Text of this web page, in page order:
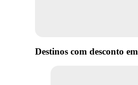
Destinos com desconto em